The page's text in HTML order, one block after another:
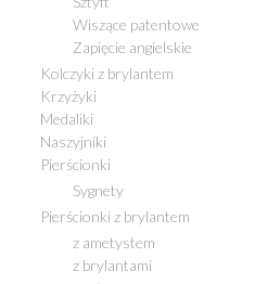
Wiszące patentowe
Zapięcie angielskie
Kolczyki z brylantem
Krzyżyki
Medaliki
Naszyjniki
Pierścionki
Sygnety
Pierścionki z brylantem
z ametystem
z brylantami